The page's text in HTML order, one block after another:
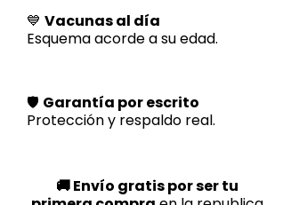
💙 Vacunas al día
Esquema acorde a su edad.
🛡️ Garantía por escrito
Protección y respaldo real.
🚚 Envío gratis por ser tu